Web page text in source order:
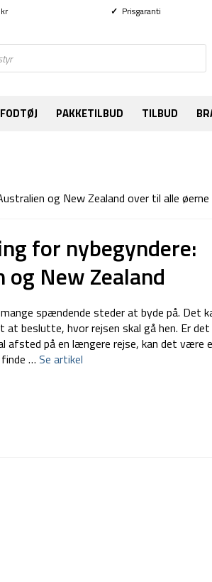
✓ Prisgaranti
PAKKETILBUD TILBUD
og New Zealand over til alle
for nybegyndere:
New Zealand
spændende steder at byde på. Det
beslutte, hvor rejsen skal gå hen. Er det
afsted på en længere rejse, kan det være
… Se artikel